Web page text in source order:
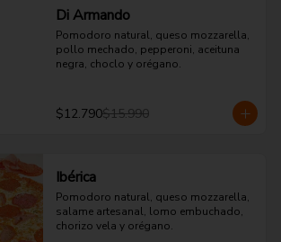
Di Armando
Pomodoro natural, queso mozzarella,
pollo mechado, pepperoni, aceituna
negra, choclo y orégano.
$12.790$15.990
Ibérica
Pomodoro natural, queso mozzarella,
salame artesanal, lomo embuchado,
chorizo vela y orégano.